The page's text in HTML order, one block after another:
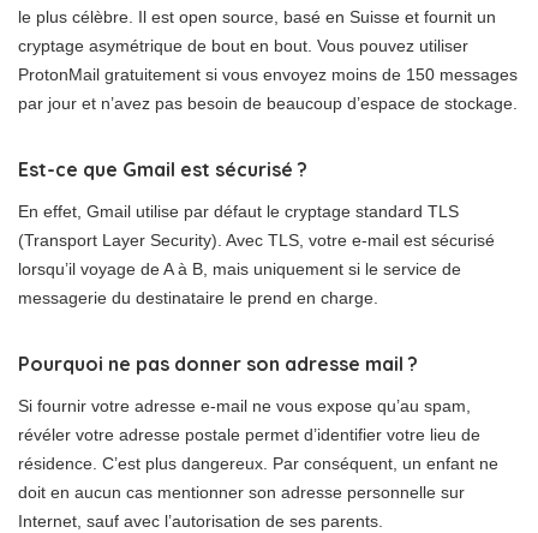
le plus célèbre. Il est open source, basé en Suisse et fournit un
cryptage asymétrique de bout en bout. Vous pouvez utiliser
ProtonMail gratuitement si vous envoyez moins de 150 messages
par jour et n’avez pas besoin de beaucoup d’espace de stockage.
Est-ce que Gmail est sécurisé ?
En effet, Gmail utilise par défaut le cryptage standard TLS
(Transport Layer Security). Avec TLS, votre e-mail est sécurisé
lorsqu’il voyage de A à B, mais uniquement si le service de
messagerie du destinataire le prend en charge.
Pourquoi ne pas donner son adresse mail ?
Si fournir votre adresse e-mail ne vous expose qu’au spam,
révéler votre adresse postale permet d’identifier votre lieu de
résidence. C’est plus dangereux. Par conséquent, un enfant ne
doit en aucun cas mentionner son adresse personnelle sur
Internet, sauf avec l’autorisation de ses parents.